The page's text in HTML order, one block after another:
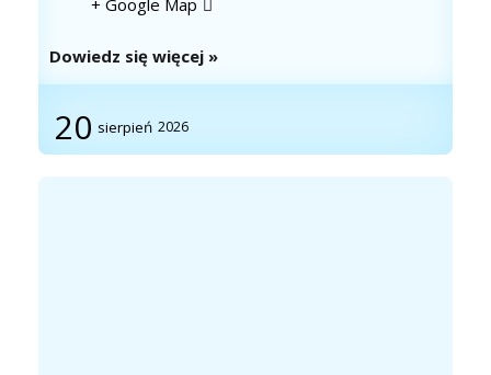
Dowiedz się więcej »
20 sierpień 2026